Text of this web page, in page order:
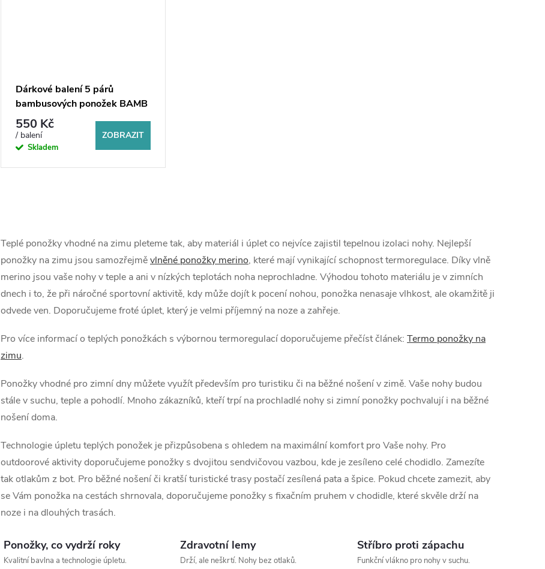
Dárkové balení 5 párů
bambusových ponožek BAMB
550 Kč
/ balení
Skladem
ZOBRAZIT
v
l
á
d
a
c
í
p
r
v
k
y
ý
Teplé ponožky vhodné na zimu pleteme tak, aby materiál i úplet co nejvíce zajistil tepelnou izolaci nohy. Nejlepší
ponožky na zimu jsou samozřejměvlněné ponožky merino, které mají vynikající schopnost termoregulace. Díky vlně
merino jsou vaše nohy v teple a ani v nízkých teplotách noha neprochladne. Výhodou tohoto materiálu je v zimních
dnech i to, že při náročné sportovní aktivitě, kdy může dojít k pocení nohou, ponožka nenasaje vlhkost, ale okamžitě ji
odvede ven. Doporučujeme froté úplet, který je velmi příjemný na noze a zahřeje.
Pro více informací o teplých ponožkách s výbornou termoregulací doporučujeme přečíst článek: Termo ponožky na
zimu.
Ponožky vhodné pro zimní dny můžete využít především pro turistiku či na běžné nošení v zimě. Vaše nohy budou
stále v suchu, teple a pohodlí. Mnoho zákazníků, kteří trpí na prochladlé nohy si zimní ponožky pochvalují i na běžné
nošení doma.
Technologie úpletu teplých ponožek je přizpůsobena s ohledem na maximální komfort pro Vaše nohy. Pro
outdoorové aktivity doporučujeme ponožky s dvojitou sendvičovou vazbou, kde je zesíleno celé chodidlo. Zamezíte
tak otlakům z bot. Pro běžné nošení či kratší turistické trasy postačí zesílená pata a špice. Pokud chcete zamezit, aby
se Vám ponožka na cestách shrnovala, doporučujeme ponožky s fixačním pruhem v chodidle, které skvěle drží na
noze i na dlouhých trasách.
Ponožky, co vydrží roky
Kvalitní bavlna a technologie úpletu.
Zdravotní lemy
Drží, ale neškrtí. Nohy bez otlaků.
Stříbro proti zápachu
Funkční vlákno pro nohy v suchu.